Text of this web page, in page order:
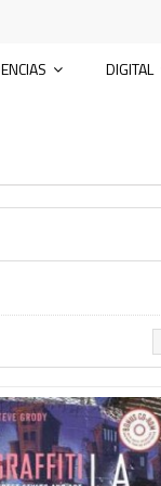
DIGITAL